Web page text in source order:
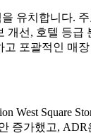
유치합니다.
선, 호텔 등급
포괄적인 매
West Square
가했고,